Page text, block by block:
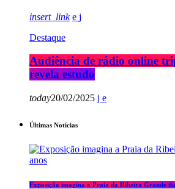
insert_link
Destaque
Audiência de rádio online
revela estudo
today20/02/2025
Últimas Notícias
Exposição imagina a Praia da Ribeira Grande